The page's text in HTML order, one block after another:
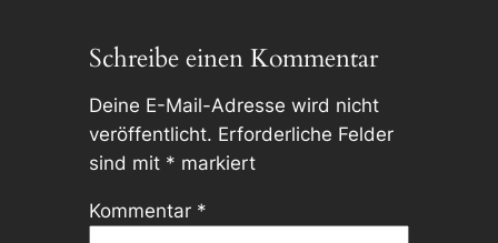
Schreibe einen Kommentar
Deine E-Mail-Adresse wird nicht
veröffentlicht. Erforderliche Felder
sind mit * markiert
Kommentar *